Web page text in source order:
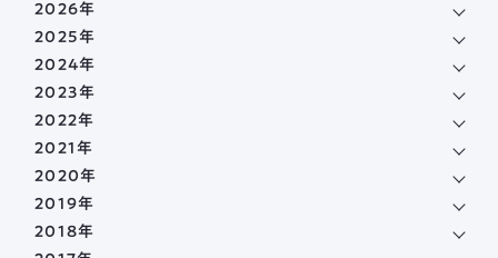
2026年
2025年
2024年
2023年
2022年
2021年
2020年
2019年
2018年